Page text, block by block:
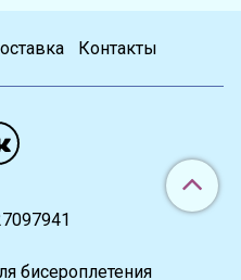
Контакты
бисероплетения